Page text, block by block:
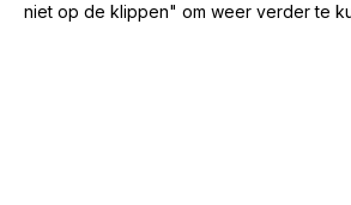
niet op de klippen" om weer verder te